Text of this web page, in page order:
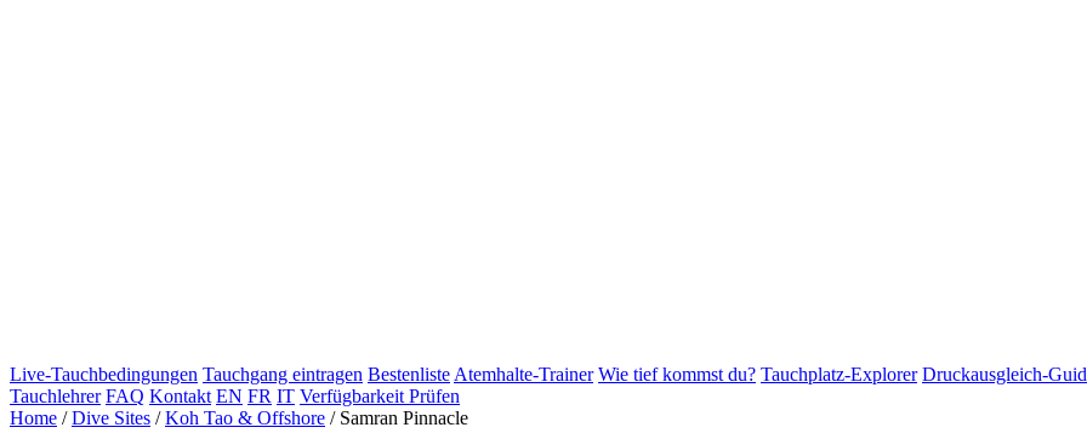
Live-Tauchbedingungen Tauchgang eintragen Bestenliste Atemhalte-Trainer Wie tief kommst du? Tauchplatz-Explorer Druckausgleich-
Tauchlehrer FAQ Kontakt EN FR IT Verfügbarkeit Prüfen
Home / Dive Sites / Koh Tao & Offshore / Samran Pinnacle